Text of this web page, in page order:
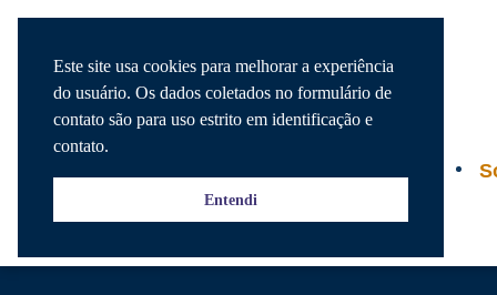
Este site usa cookies para melhorar a experiência
do usuário. Os dados coletados no formulário de
contato são para uso estrito em identificação e
contato.
Entendi